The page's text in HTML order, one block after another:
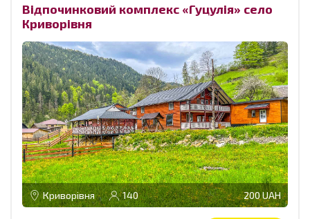
Відпочинковий комплекс «Гуцулія» село
Криворівня
Криворівня 140 200 UAH